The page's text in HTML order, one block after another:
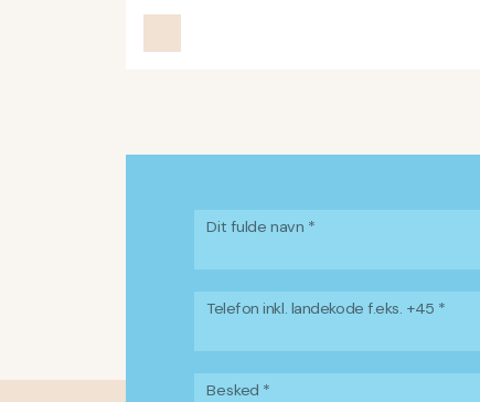
Dit fulde navn *
Telefon inkl. landekode f.eks. +45 *
Besked *